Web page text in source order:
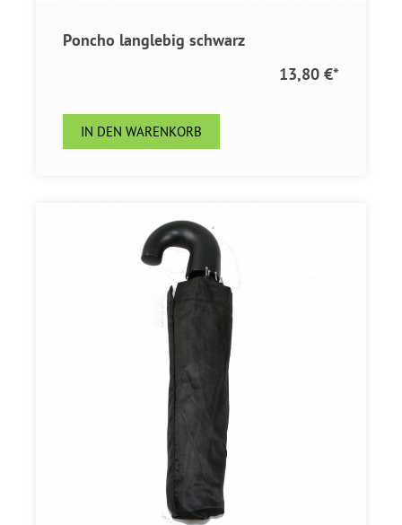
Poncho langlebig schwarz
13,80 €*
IN DEN WARENKORB